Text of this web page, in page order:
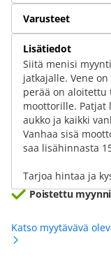
Varusteet
Lisätiedot
Siitä menisi
jatkajalle. Vene
perää on aloitettu
moottorille. Patjat
aukko ja kaikki
Vanhaa sisä
saa lisähinnasta
Tarjoa hintaa ja
Poistettu
Katso myytävävä